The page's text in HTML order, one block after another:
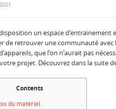
un espace
de retrouver une communauté
que l’on n’aurait pas
projet. Découvrez dans la suite
Contents
du matériel